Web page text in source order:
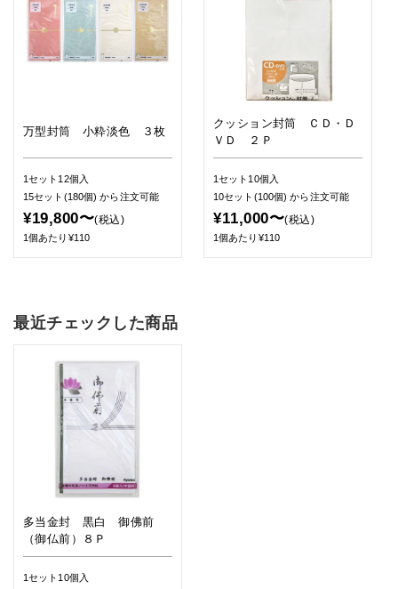
万型封筒 小粋淡色 ３枚
1セット12個入
15セット(180個)から注文可能
¥19,800〜(税込)
1個あたり¥110
クッション封筒 ＣＤ・Ｄ
ＶＤ ２Ｐ
1セット10個入
10セット(100個)から注文可能
¥11,000〜(税込)
1個あたり¥110
最近チェックした商品
多当金封 黒白 御佛前
（御仏前）８Ｐ
1セット10個入